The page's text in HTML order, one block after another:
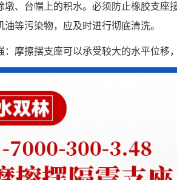
墩、台帽上的积水。必须防止橡胶支座
等污染物，应及时进行彻底清洗。
：摩擦摆支座可以承受较大的水平位移